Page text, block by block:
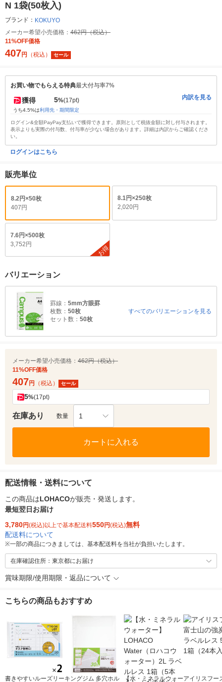
N 1袋(50枚入)
ブランド： KOKUYO
メーカー希望小売価格： 462円（税込）
11%OFF価格
407円 （税込） セール
お買い物でもらえる特典最大付与率7%
獲得 5%(17pt)
うち4.5%は利用先・期間限定
内訳を見る
ログイン&全額PayPay支払いで獲得できます。原則として税抜金額に対し付与されます。
表示よりも実際の付与数、付与率が少ない場合があります。詳細は内訳からご確認くださ
い。
ログインはこちら
販売単位
8.2円×50枚
407円
8.1円×250枚
2,020円
7.6円×500枚
3,752円
お得
バリエーション
罫線： 5mm方眼罫
枚数： 50枚
セット数： 50枚
すべてのバリエーションを見る
メーカー希望小売価格： 462円（税込）
11%OFF価格
407円 （税込） セール
5%(17pt)
在庫あり 数量 1
カートに入れる
配送情報・送料について
この商品はLOHACOが販売・発送します。
最短翌日お届け
3,780円(税込)以上で基本配送料550円(税込)無料
配送料について
※一部の商品につきましては、基本配送料を当社が負担いたします。
在庫確認住所：東京都にお届け
賞味期限/使用期限・返品について
こちらの商品もおすすめ
書きやすいルーズリーキングジム 多穴ホル 【水・ミネラルウォーアイリスフー